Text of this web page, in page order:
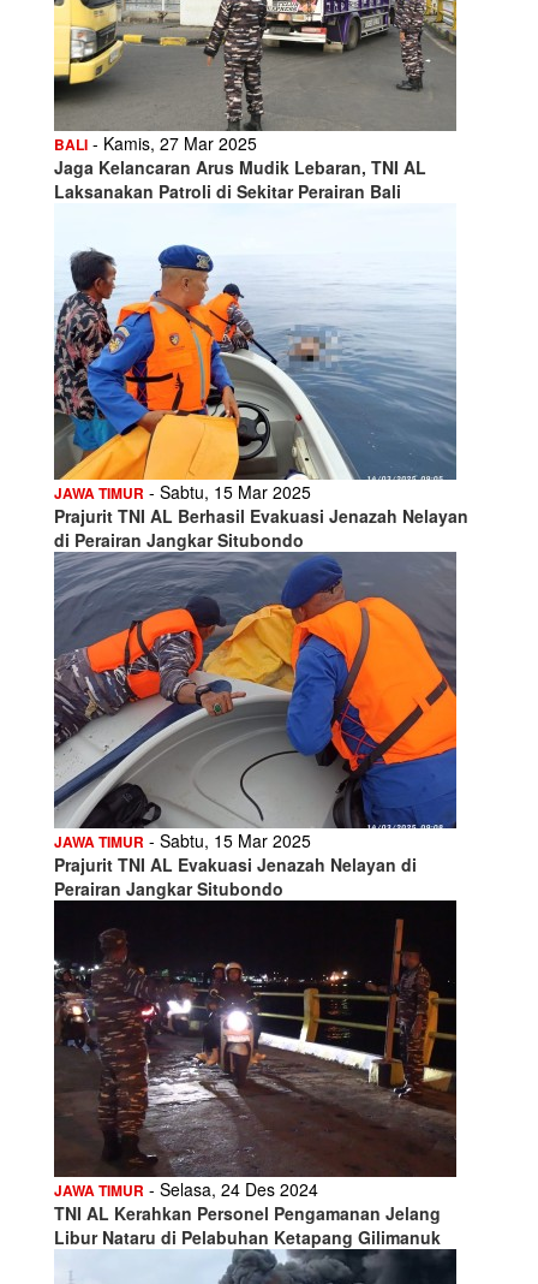
BALI - Kamis, 27 Mar 2025
Jaga Kelancaran Arus Mudik Lebaran, TNI AL
Laksanakan Patroli di Sekitar Perairan Bali
JAWA TIMUR - Sabtu, 15 Mar 2025
Prajurit TNI AL Berhasil Evakuasi Jenazah Nelayan
di Perairan Jangkar Situbondo
JAWA TIMUR - Sabtu, 15 Mar 2025
Prajurit TNI AL Evakuasi Jenazah Nelayan di
Perairan Jangkar Situbondo
JAWA TIMUR - Selasa, 24 Des 2024
TNI AL Kerahkan Personel Pengamanan Jelang
Libur Nataru di Pelabuhan Ketapang Gilimanuk